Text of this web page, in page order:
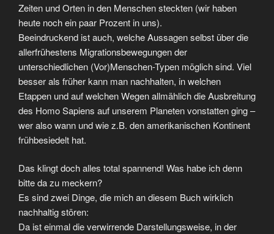
Zeiten und Orten in den Menschen steckten (wir haben
heute noch ein paar Prozent in uns).
Beeindruckend ist auch, welche Aussagen selbst über die
allerfrühestens Migrationsbewegungen der
unterschiedlichen (Vor)Menschen-Typen möglich sind. Viel
besser als früher kann man nachhalten, in welchen
Etappen und auf welchen Wegen allmählich die Ausbreitung
des Homo Sapiens auf unserem Planeten vonstatten ging –
wer also wann und wie z.B. den amerikanischen Kontinent
frühbesiedelt hat.
Das klingt doch alles total spannend! Was habe ich denn
bitte da zu meckern?
Es sind zwei Dinge, die mich an diesem Buch wirklich
nachhaltig stören:
Da ist einmal die verwirrende Darstellungsweise, in der